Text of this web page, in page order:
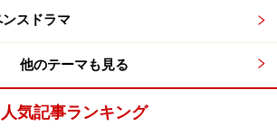
スドラマ
他のテーマも見る
人気記事ランキング